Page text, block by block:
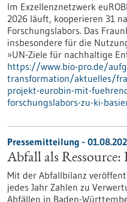
Im Exzellenznetzwerk
2026 läuft, kooperieren 31
Forschungslabors. Das
insbesondere für die
»UN-Ziele für nachhaltige
https://www.bio-pro.de/
transformation/aktuelles/
projekt-eurobin-mit-
forschungslabors-zu-ki-
Pressemitteilung -
Abfall als Ressource:
Mit der Abfallbilanz
jedes Jahr Zahlen zu
Abfällen in Baden-